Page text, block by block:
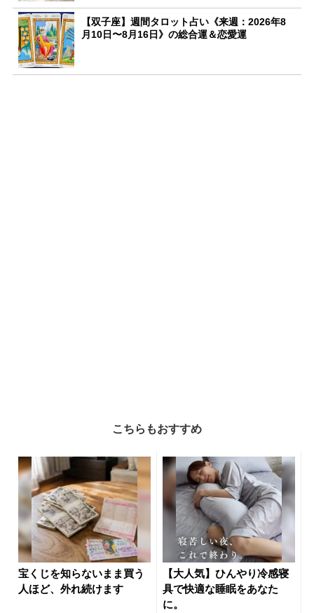
【双子座】週間タロット占い《来週：2026年8
月10日〜8月16日》の総合運＆恋愛運
こちらもおすすめ
宝くじを知らないまま買う
人ほど、外れ続けます
【大人気】ひんやり冷感寝
具で快適な睡眠をあなた
に。